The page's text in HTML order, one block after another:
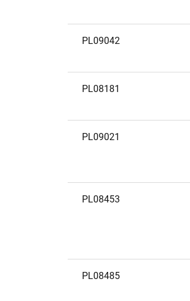
PL09042
PL08181
PL09021
PL08453
PL08485